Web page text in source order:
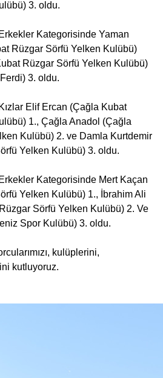
) 3. oldu.
Kategorisinde Yaman
Rüzgar Sörfü Yelken Kulübü)
Rüzgar Sörfü Yelken Kulübü)
) 3. oldu.
Elif Ercan (Çağla Kubat
1., Çağla Anadol (Çağla
Kulübü) 2. ve Damla Kurtdemir
Yelken Kulübü) 3. oldu.
Kategorisinde Mert Kaçan
Yelken Kulübü) 1., İbrahim Ali
Sörfü Yelken Kulübü) 2. Ve
Spor Kulübü) 3. oldu.
kulüplerini,
kutluyoruz.